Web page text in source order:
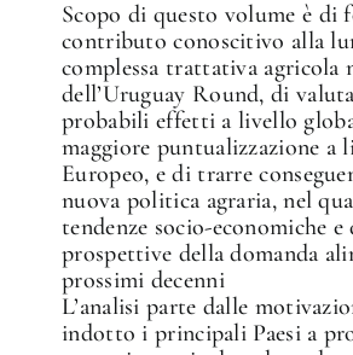
Scopo di questo volume è di
contributo conoscitivo alla
complessa trattativa agricola
dell’Uruguay Round, di
probabili effetti a livello
maggiore puntualizzazione a
Europeo, e di trarre
nuova politica agraria, nel
tendenze socio-economiche e
prospettive della domanda
prossimi decenni
L’analisi parte dalle
indotto i principali Paesi a